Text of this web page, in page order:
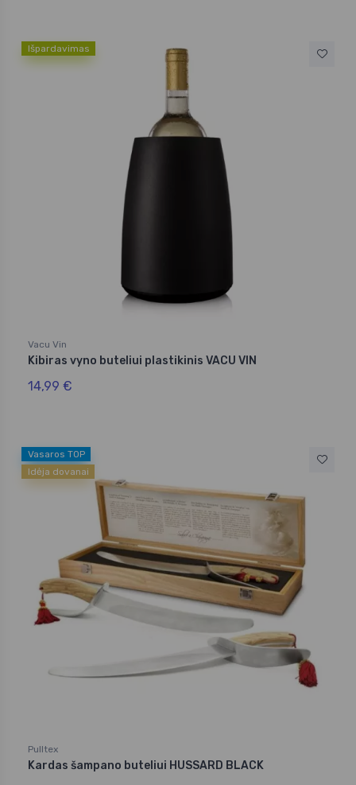
Išpardavimas
Vacu Vin
Kibiras vyno buteliui plastikinis VACU VIN
14,99 €
Vasaros TOP
Idėja dovanai
Pulltex
Kardas šampano buteliui HUSSARD BLACK